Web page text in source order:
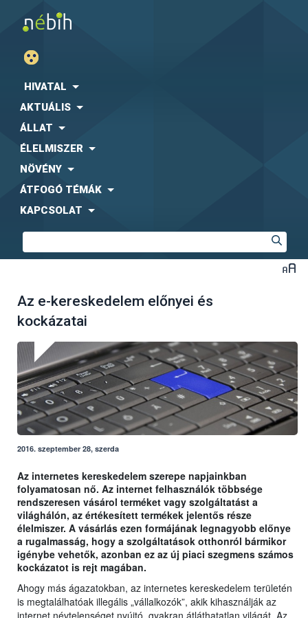
HIVATAL
AKTUÁLIS
ÁLLAT
ÉLELMISZER
NÖVÉNY
ÁTFOGÓ TÉMÁK
KAPCSOLAT
Az e-kereskedelem előnyei és
kockázatai
2016. szeptember 28, szerda
Az internetes kereskedelem szerepe napjainkban
folyamatosan nő. Az internet felhasználók többsége
rendszeresen vásárol terméket vagy szolgáltatást a
világhálón, az értékesített termékek jelentős része
élelmiszer. A vásárlás ezen formájának legnagyobb előnye
a rugalmasság, hogy a szolgáltatások otthonról bármikor
igénybe vehetők, azonban ez az új piaci szegmens számos
kockázatot is rejt magában.
Ahogy más ágazatokban, az internetes kereskedelem területén
is megtalálhatóak illegális „vállalkozók”, akik kihasználják az